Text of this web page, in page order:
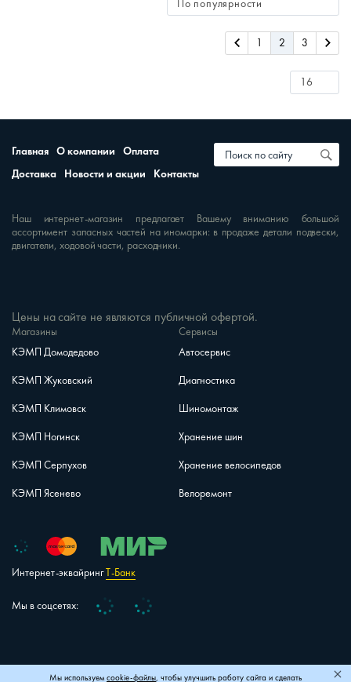
1 2 3
Главная О компании
Оплата
Доставка
Новости и акции Контакты
Магазины
КЭМП Домодедово
КЭМП Жуковский
КЭМП Климовск
КЭМП Ногинск
КЭМП Серпухов
КЭМП Ясенево
Сервисы
Автосервис
Диагностика
Шиномонтаж
Хранение шин
Хранение велосипедов
Велоремонт
Наш интернет-магазин предлагает Вашему вниманию большой
ассортимент запасных частей на иномарки: в продаже детали подвески,
двигатели, ходовой части, расходники.
Интернет-эквайрингТ-Банк
Мы в соцсетях: Vk Telegram
Цены на сайте не являются публичной офертой.
Карта сайта +7 (495) 150-40-26
Мы используем cookie-файлы, чтобы улучшить работу сайта и сделать